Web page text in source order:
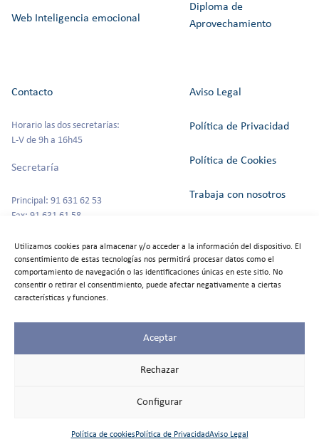
Utilizamos cookies para almacenar y/o acceder a la información del dispositivo. El
consentimiento de estas tecnologías nos permitirá procesar datos como el
comportamiento de navegación o las identificaciones únicas en este sitio. No
consentir o retirar el consentimiento, puede afectar negativamente a ciertas
características y funciones.
Aceptar
Rechazar
Configurar
Política de cookiesPolítica de PrivacidadAviso Legal
Web Inteligencia emocional
Diploma de
Aprovechamiento
Contacto
Horario las dos secretarías:
L-V de 9h a 16h45
Secretaría
Principal: 91 631 62 53
Fax: 91 631 61 58
Escuela Infantil
Aviso Legal
Política de Privacidad
Política de Cookies
Trabaja con nosotros
Alquiler de espacios